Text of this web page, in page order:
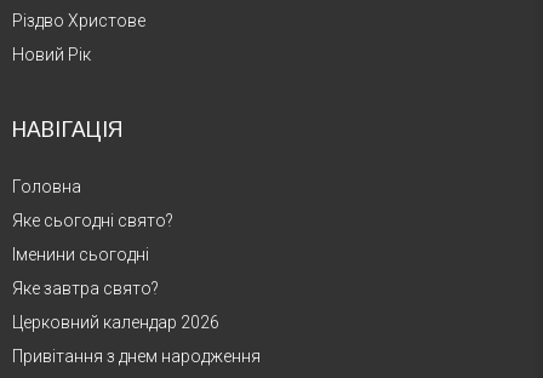
Різдво Христове
Новий Рік
НАВІГАЦІЯ
Головна
Яке сьогодні свято?
Іменини сьогодні
Яке завтра свято?
Церковний календар 2026
Привітання з днем народження